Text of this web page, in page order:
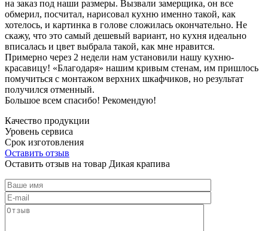
на заказ под наши размеры. Вызвали замерщика, он все
обмерил, посчитал, нарисовал кухню именно такой, как
хотелось, и картинка в голове сложилась окончательно. Не
скажу, что это самый дешевый вариант, но кухня идеально
вписалась и цвет выбрала такой, как мне нравится.
Примерно через 2 недели нам установили нашу кухню-
красавицу! «Благодаря» нашим кривым стенам, им пришлось
помучиться с монтажом верхних шкафчиков, но результат
получился отменный.
Большое всем спасибо! Рекомендую!
Качество продукции
Уровень сервиса
Срок изготовления
Оставить отзыв
Оставить отзыв на товар Дикая крапива